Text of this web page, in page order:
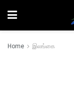
Home இலங்கை